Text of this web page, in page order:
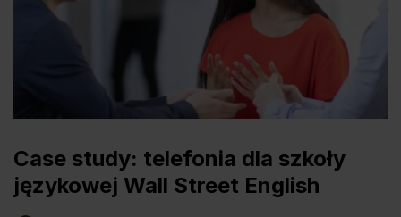
Case study: telefonia dla szkoły
językowej Wall Street English